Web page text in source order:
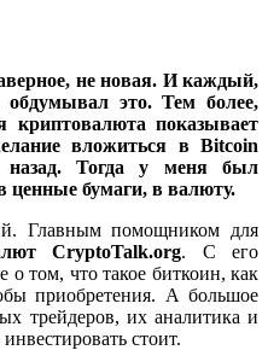
не новая. И каждый,
это. Тем более,
криптовалюта показывает
вложиться в Bitcoin
Тогда у меня был
ценные бумаги, в валюту.
Главным помощником для
CryptoTalk.org. С его
о том, что такое биткоин, как
приобретения. А большое
трейдеров, их аналитика и
стоит.